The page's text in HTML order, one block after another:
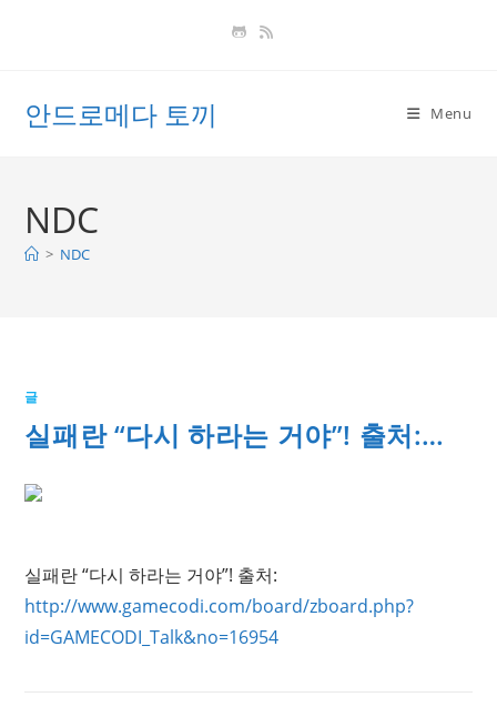
안드로메다 토끼 Menu
NDC
> NDC
글
실패란 “다시 하라는 거야”! 출처:…
실패란 “다시 하라는 거야”! 출처:
http://www.gamecodi.com/board/zboard.php?
id=GAMECODI_Talk&no=16954